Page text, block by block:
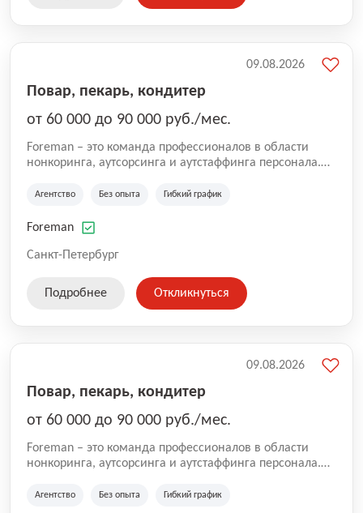
Повар, пекарь, кондитер
от 60 000 до 90 000 руб./мес.
Foreman – это команда профессионалов в области
нонкоринга, аутсорсинга и аутстаффинга персонала.
реализовывать проекты любой сложности, в которых
уровня роста и развития по всей России. В работе
вакансий. Если вы не нашли подходящую вакансию,
свяжемся с вами в ближайшее время.
Агентство Без опыта Гибкий график
Foreman
Санкт-Петербург
09.08.2026
Подробнее Откликнуться
Повар, пекарь, кондитер
от 60 000 до 90 000 руб./мес.
Foreman – это команда профессионалов в области
нонкоринга, аутсорсинга и аутстаффинга персонала.
реализовывать проекты любой сложности, в которых
Агентство Без опыта Гибкий график
09.08.2026